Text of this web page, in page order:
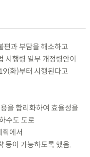
편과 부담을 해소하고
시행령 일부 개정령안이
화)부터 시행된다고
을 합리화하여 효율성을
수도 도로
에서
등이 가능하도록 했음.